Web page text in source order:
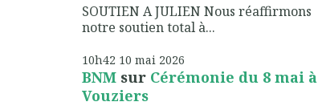
SOUTIEN A JULIEN Nous réaffirmons
notre soutien total à...
10h42 10 mai 2026
BNMsur Cérémonie du 8 mai à
Vouziers